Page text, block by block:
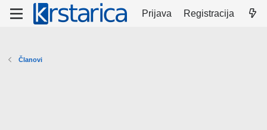
Prijava Registracija
Članovi